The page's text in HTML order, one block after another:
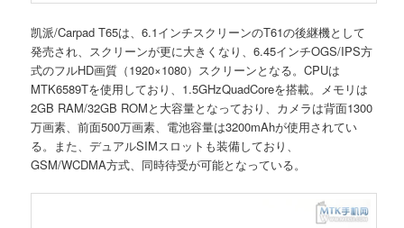
凯派/Carpad T65は、6.1インチスクリーンのT61の後継機として
発売され、スクリーンが更に大きくなり、6.45インチOGS/IPS方
式のフルHD画質（1920×1080）スクリーンとなる。CPUは
MTK6589Tを使用しており、1.5GHzQuadCoreを搭載。メモリは
2GB RAM/32GB ROMと大容量となっており、カメラは背面1300
万画素、前面500万画素、電池容量は3200mAhが使用されてい
る。また、デュアルSIMスロットも装備しており、
GSM/WCDMA方式、同時待受が可能となっている。